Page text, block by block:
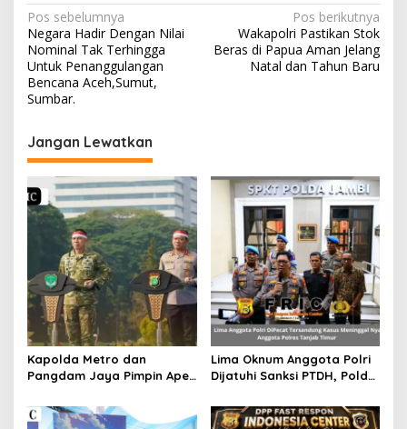
Navigasi
pos
Pos sebelumnya
Negara Hadir Dengan Nilai
Nominal Tak Terhingga
Untuk Penanggulangan
Bencana Aceh,Sumut,
Sumbar.
Pos berikutnya
Wakapolri Pastikan Stok
Beras di Papua Aman Jelang
Natal dan Tahun Baru
Jangan Lewatkan
Kapolda Metro dan
Pangdam Jaya Pimpin Apel
Untuk Indonesia.
Lima Oknum Anggota Polri
Dijatuhi Sanksi PTDH, Polda
Penegakan Kode Etik
Secara Tegas dan